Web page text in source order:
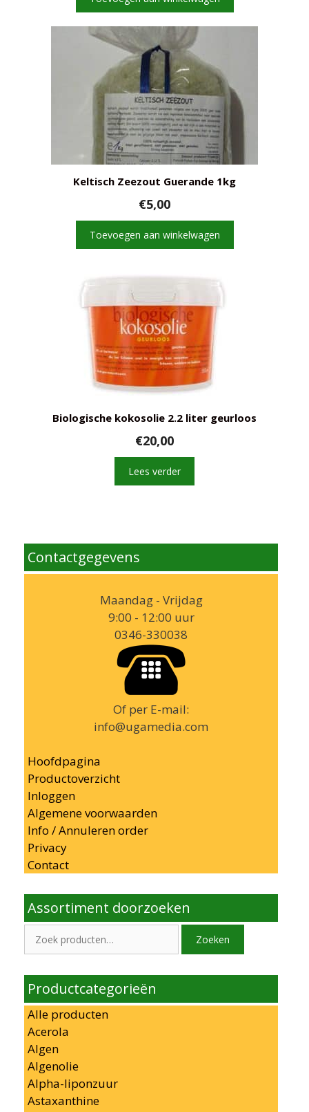
Keltisch Zeezout Guerande 1kg
€5,00
Toevoegen aan winkelwagen
Biologische kokosolie 2.2 liter geurloos
€20,00
Lees verder
Contactgegevens
Maandag - Vrijdag
9:00 - 12:00 uur
0346-330038
Of per E-mail:
info@ugamedia.com
Hoofdpagina
Productoverzicht
Inloggen
Algemene voorwaarden
Info / Annuleren order
Privacy
Contact
Assortiment doorzoeken
Zoeken
naar:
Zoeken
Productcategorieën
Alle producten
Acerola
Algen
Algenolie
Alpha-liponzuur
Astaxanthine